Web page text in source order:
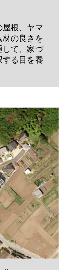
根、ヤマ
の良さを
して、家づ
する目を養